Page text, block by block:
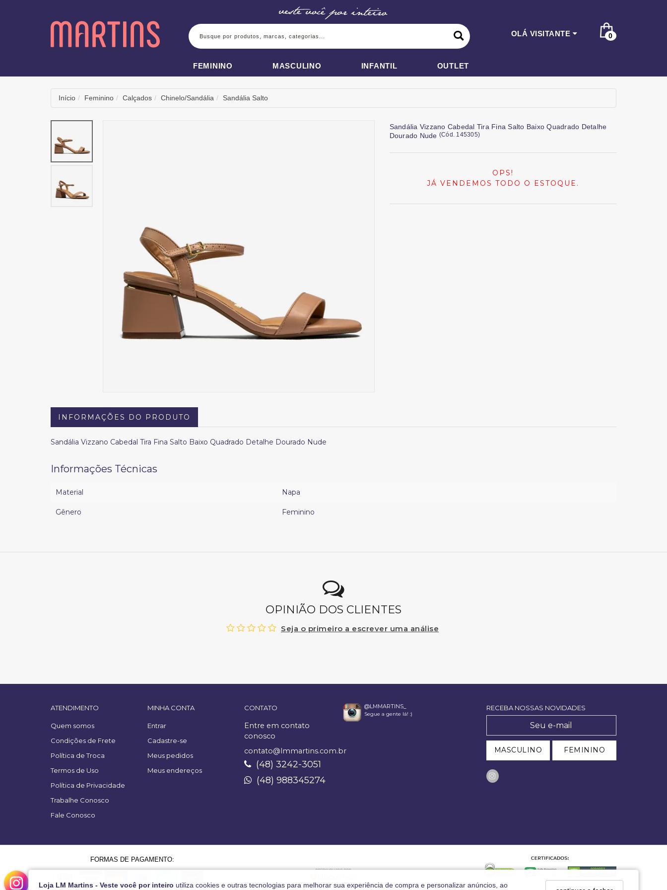
BUSCA
OLÁ VISITANTE 0
FEMININO MASCULINO INFANTIL OUTLET
Loja LM Martins - Veste você por inteiro utiliza cookies e outras tecnologias para melhorar sua experiência de compra e personalizar anúncios, ao
Início Feminino Calçados Chinelo/Sandália Sandália Salto
Sandália Vizzano Cabedal Tira Fina Salto Baixo Quadrado Detalhe
Dourado Nude (Cód. 145305)
OPS!
JÁ VENDEMOS TODO O ESTOQUE.
INFORMAÇÕES DO PRODUTO
Sandália Vizzano Cabedal Tira Fina Salto Baixo Quadrado Detalhe Dourado Nude
Informações Técnicas
Material Napa
Gênero Feminino
OPINIÃO DOS CLIENTES
Seja o primeiro a escrever uma análise
ATENDIMENTO
Quem somos
Condições de Frete
Política de Troca
Termos de Uso
Política de Privacidade
Trabalhe Conosco
Fale Conosco
MINHA CONTA
Entrar
Cadastre-se
Meus pedidos
Meus endereços
CONTATO
Entre em contato
conosco
contato@lmmartins.com.br
(48) 3242-3051
(48) 988345274
@LMMARTINS_
Segue a gente lá! :)
RECEBA NOSSAS NOVIDADES
MASCULINO FEMININO
FORMAS DE PAGAMENTO: